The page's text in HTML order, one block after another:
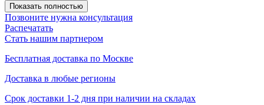
Показать полностью
Позвоните нужна консультация
Распечатать
Стать нашим партнером
Бесплатная доставка по Москве
Доставка в любые регионы
Срок доставки 1-2 дня при наличии на складах